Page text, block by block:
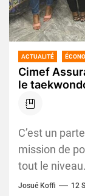
ACTUALITÉ
Cimef
le
C’est un
mission de
tout le
du...
Josué Koffi 12